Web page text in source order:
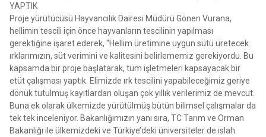
YAPTIK
Proje yürütücüsü Hayvancılık Dairesi Müdürü Gönen Vurana,
hellimin tescili için önce hayvanların tescilinin yapılması
gerektiğine işaret ederek, “Hellim üretimine uygun sütü üretecek
ırklarımızın, süt verimini ve kalitesini belirlememiz gerekiyordu. Bu
kapsamda bir proje başlatarak, tüm işletmeleri kapsayacak bir
etüt çalışması yaptık. Elimizde ırk tescilini yapabileceğimiz geriye
dönük tutulmuş kayıtlardan oluşan çok yıllık verilerimiz de mevcut.
Buna ek olarak ülkemizde yürütülmüş bütün bilimsel çalışmalar da
tek tek inceleniyor. Bakanlığımızın yanı sıra, TC Tarım ve Orman
Bakanlığı ile ülkemizdeki ve Türkiye’deki üniversiteler de ıslah